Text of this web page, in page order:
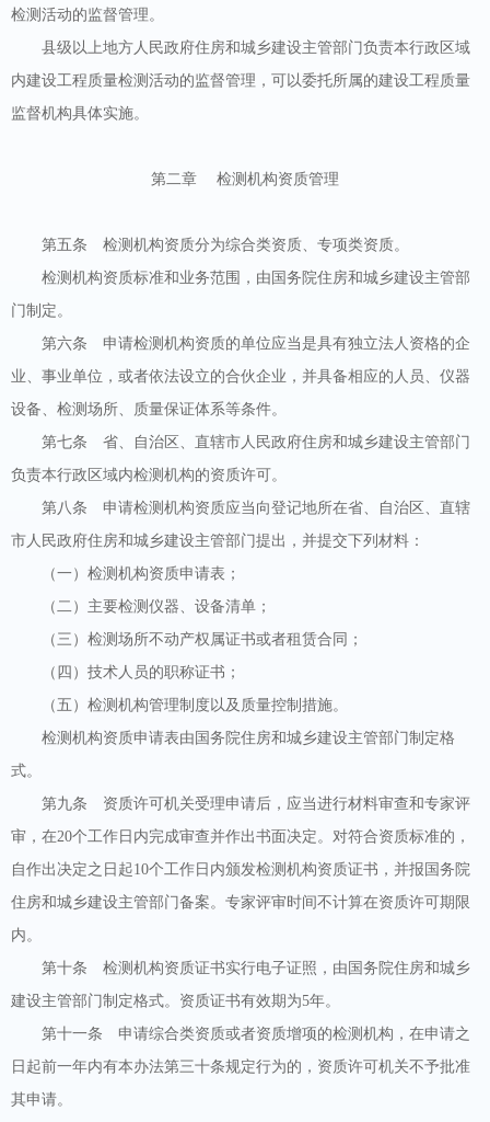
检测活动的监督管理。
县级以上地方人民政府住房和城乡建设主管部门负责本行政区域
内建设工程质量检测活动的监督管理，可以委托所属的建设工程质量
监督机构具体实施。
第二章 检测机构资质管理
第五条 检测机构资质分为综合类资质、专项类资质。
检测机构资质标准和业务范围，由国务院住房和城乡建设主管部
门制定。
第六条 申请检测机构资质的单位应当是具有独立法人资格的企
业、事业单位，或者依法设立的合伙企业，并具备相应的人员、仪器
设备、检测场所、质量保证体系等条件。
第七条 省、自治区、直辖市人民政府住房和城乡建设主管部门
负责本行政区域内检测机构的资质许可。
第八条 申请检测机构资质应当向登记地所在省、自治区、直辖
市人民政府住房和城乡建设主管部门提出，并提交下列材料：
（一）检测机构资质申请表；
（二）主要检测仪器、设备清单；
（三）检测场所不动产权属证书或者租赁合同；
（四）技术人员的职称证书；
（五）检测机构管理制度以及质量控制措施。
检测机构资质申请表由国务院住房和城乡建设主管部门制定格
式。
第九条 资质许可机关受理申请后，应当进行材料审查和专家评
审，在20个工作日内完成审查并作出书面决定。对符合资质标准的，
自作出决定之日起10个工作日内颁发检测机构资质证书，并报国务院
住房和城乡建设主管部门备案。专家评审时间不计算在资质许可期限
内。
第十条 检测机构资质证书实行电子证照，由国务院住房和城乡
建设主管部门制定格式。资质证书有效期为5年。
第十一条 申请综合类资质或者资质增项的检测机构，在申请之
日起前一年内有本办法第三十条规定行为的，资质许可机关不予批准
其申请。